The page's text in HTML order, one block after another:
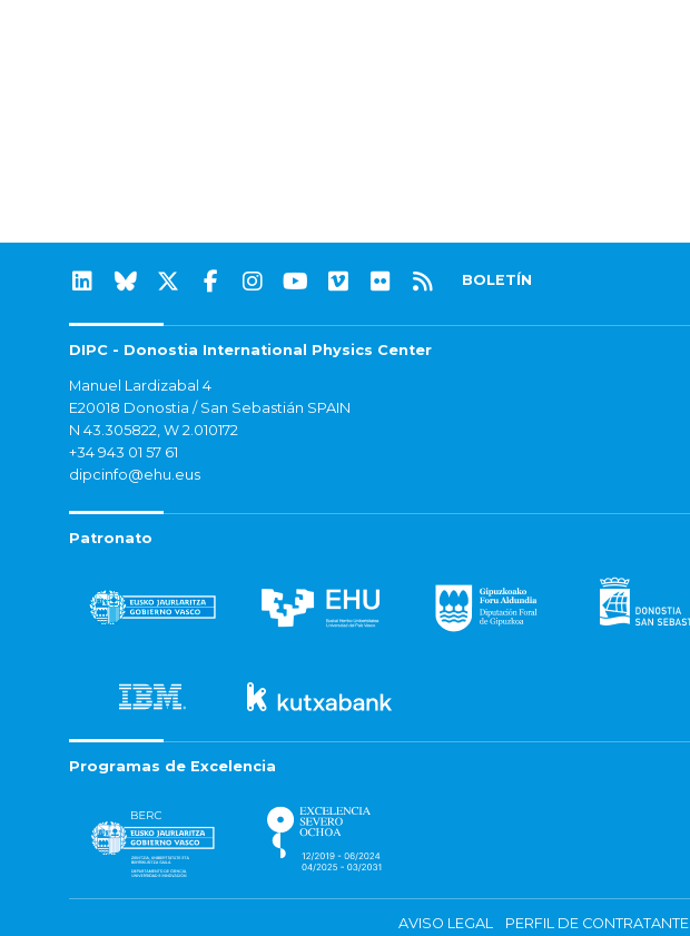
BOLETÍN
DIPC - Donostia International Physics Center
Manuel Lardizabal 4
E20018 Donostia / San Sebastián SPAIN
N 43.305822, W 2.010172
+34 943 01 57 61
dipcinfo@ehu.eus
Patronato
Programas de Excelencia
AVISO LEGAL PERFIL DE CONTRATANTE